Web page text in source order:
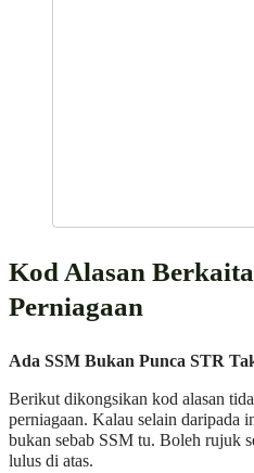
Kod Alasan
Perniagaan
Ada SSM Bukan Punca STR
Berikut dikongsikan kod alasan
perniagaan. Kalau selain daripada
bukan sebab SSM tu. Boleh rujuk
lulus di atas.